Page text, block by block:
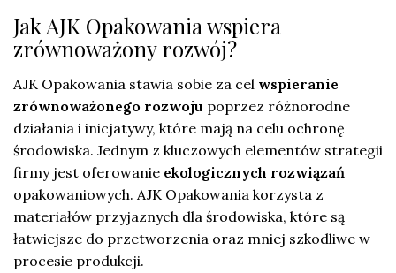
Jak AJK Opakowania wspiera
zrównoważony rozwój?
AJK Opakowania stawia sobie za cel wspieranie
zrównoważonego rozwoju poprzez różnorodne
działania i inicjatywy, które mają na celu ochronę
środowiska. Jednym z kluczowych elementów strategii
firmy jest oferowanie ekologicznych rozwiązań
opakowaniowych. AJK Opakowania korzysta z
materiałów przyjaznych dla środowiska, które są
łatwiejsze do przetworzenia oraz mniej szkodliwe w
procesie produkcji.